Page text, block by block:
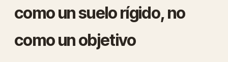
como un suelo rígido, no
como un objetivo